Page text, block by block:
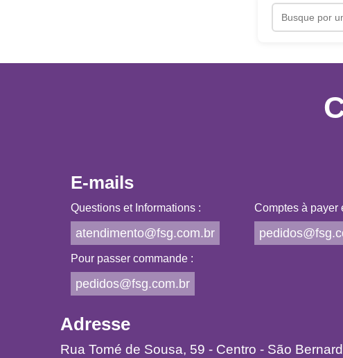
E-mails
Questions et Informations :
atendimento@fsg.com.br
Comptes à payer
Pour passer commande :
pedidos@fsg.com.br
Adresse
Rua Tomé de Sousa, 59 - Centro - São